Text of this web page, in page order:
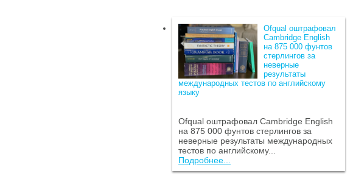
Ofqual оштрафовал
Cambridge English
на 875 000 фунтов
стерлингов за
неверные
результаты
международных тестов по английскому
языку
Ofqual оштрафовал Cambridge English
на 875 000 фунтов стерлингов за
неверные результаты международных
тестов по английскому...
Подробнее...